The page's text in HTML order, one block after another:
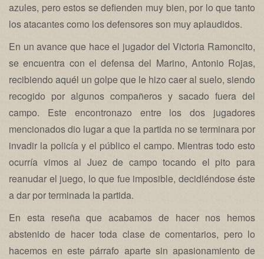
azules, pero estos se defienden muy bien, por lo que tanto
los atacantes como los defensores son muy aplaudidos.
En un avance que hace el jugador del Victoria Ramoncito,
se encuentra con el defensa del Marino, Antonio Rojas,
recibiendo aquél un golpe que le hizo caer al suelo, siendo
recogido por algunos compañeros y sacado fuera del
campo. Este encontronazo entre los dos jugadores
mencionados dio lugar a que la partida no se terminara por
invadir la policía y el público el campo. Mientras todo esto
ocurría vimos al Juez de campo tocando el pito para
reanudar el juego, lo que fue imposible, decidiéndose éste
a dar por terminada la partida.
En esta reseña que acabamos de hacer nos hemos
abstenido de hacer toda clase de comentarios, pero lo
hacemos en este párrafo aparte sin apasionamiento de